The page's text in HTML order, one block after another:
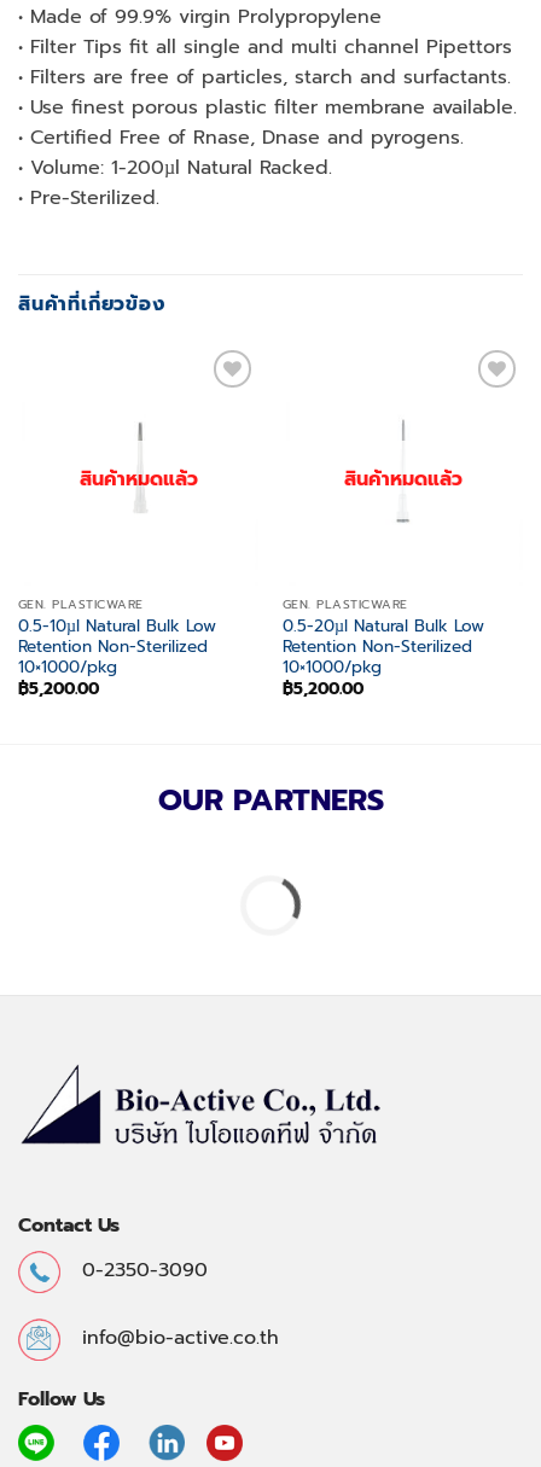
• Made of 99.9% virgin Prolypropylene
• Filter Tips fit all single and multi channel Pipettors
• Filters are free of particles, starch and surfactants.
• Use finest porous plastic filter membrane available.
• Certified Free of Rnase, Dnase and pyrogens.
• Volume: 1-200µl Natural Racked.
• Pre-Sterilized.
สินค้าที่เกี่ยวข้อง
สินค้าหมดแล้ว
GEN. PLASTICWARE
0.5-10µl Natural Bulk Low
Retention Non-Sterilized
10×1000/pkg
฿5,200.00
สินค้าหมดแล้ว
GEN. PLASTICWARE
0.5-20µl Natural Bulk Low
Retention Non-Sterilized
10×1000/pkg
฿5,200.00
OUR PARTNERS
Contact Us
0-2350-3090
info@bio-active.co.th
Follow Us